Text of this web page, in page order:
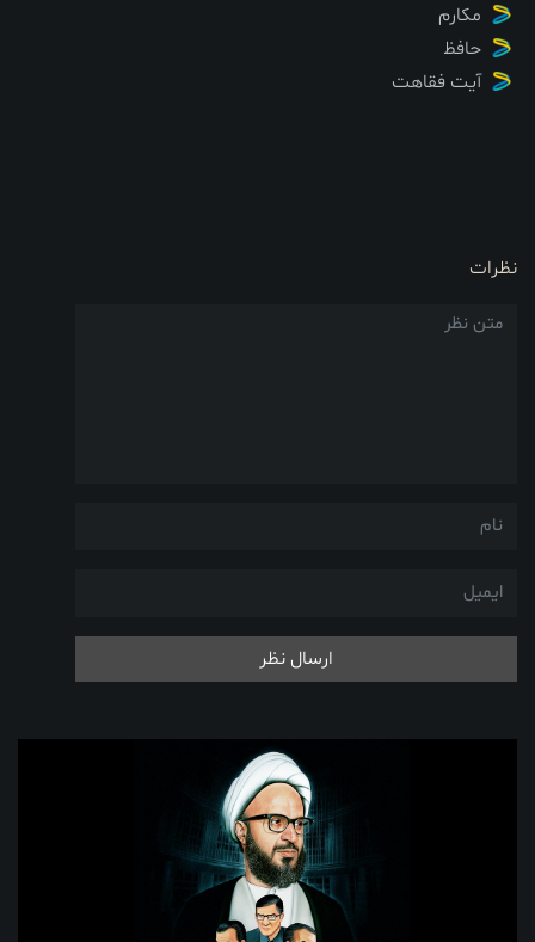
مکارم
حافظ
آیت فقاهت
نظرات
ارسال نظر